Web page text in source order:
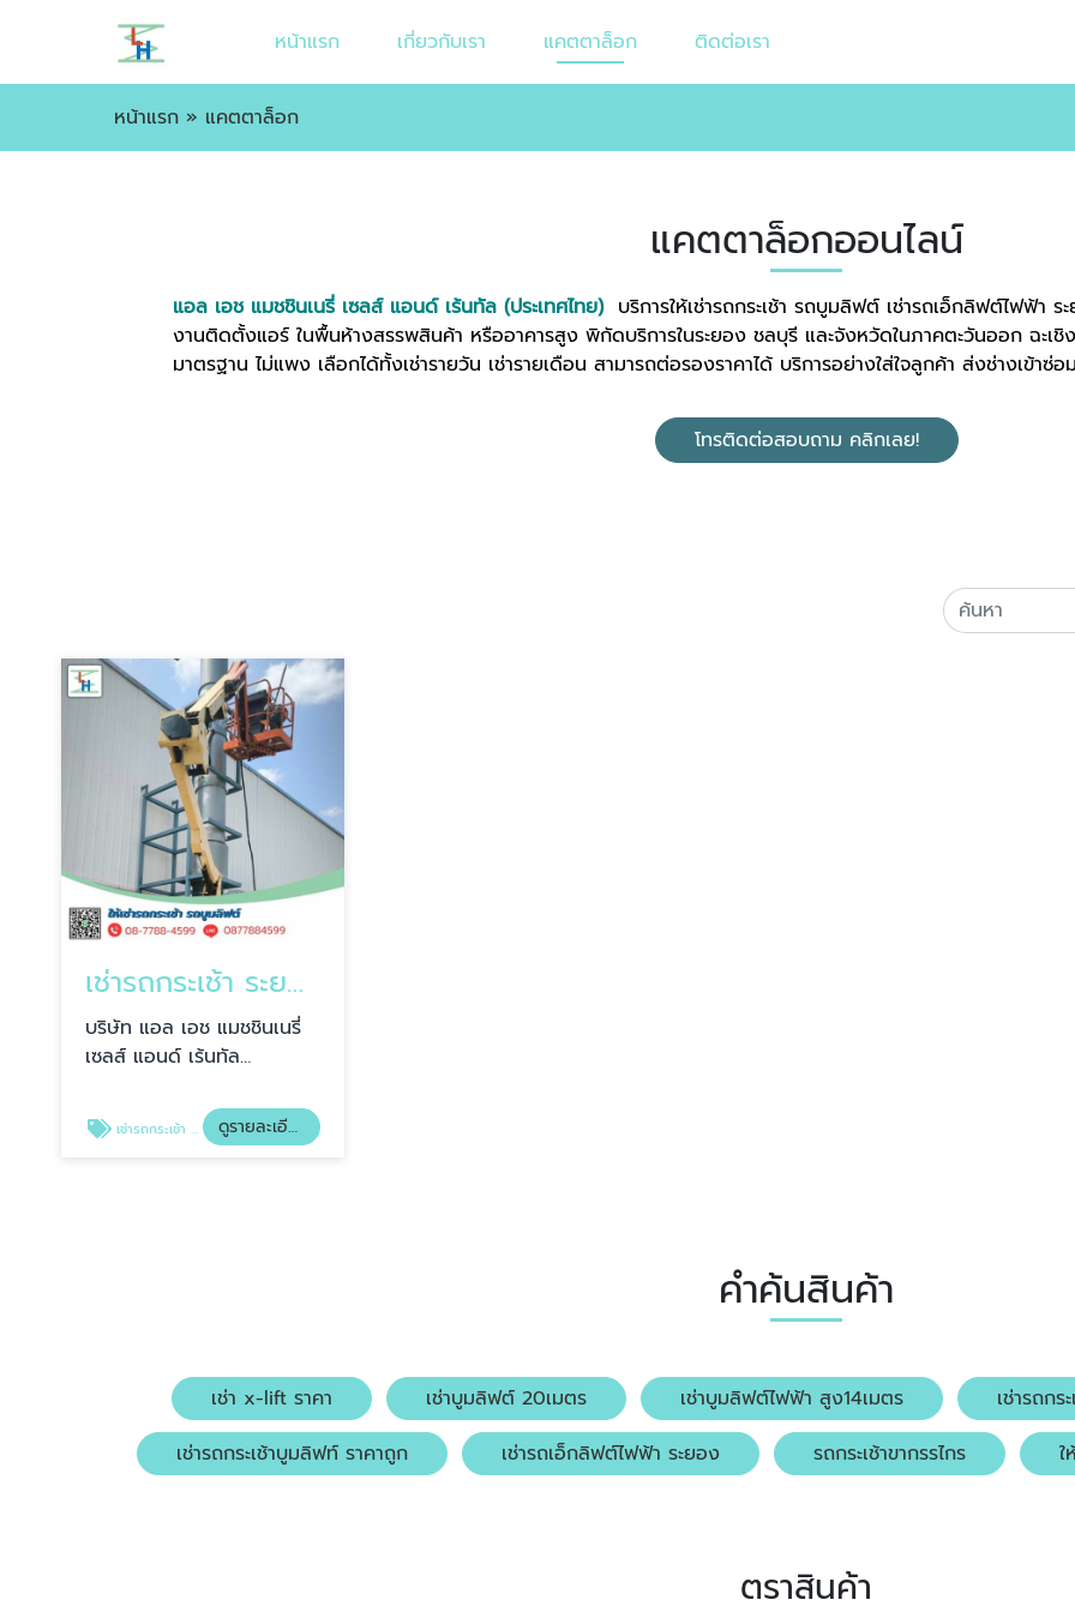
หน้าแรก เกี่ยวกับเรา แคตตาล็อก ติดต่อเรา
หน้าแรก » แคตตาล็อก
แคตตาล็อกออนไลน์
แอล เอช แมชชินเนรี่ เซลส์ แอนด์ เร้นทัล (ประเทศไทย) บริการให้เช่ารถกระเช้า รถบูมลิฟต์ เช่ารถเอ็กลิฟต์ไฟฟ้า
งานติดตั้งแอร์ ในพื้นห้างสรรพสินค้า หรืออาคารสูง พิกัดบริการในระยอง ชลบุรี และจังหวัดในภาคตะวันออก ฉะเชิงเ
มาตรฐาน ไม่แพง เลือกได้ทั้งเช่ารายวัน เช่ารายเดือน สามารถต่อรองราคาได้ บริการอย่างใส่ใจลูกค้า ส่งช่างเข้าซ่
โทรติดต่อสอบถาม คลิกเลย!
เช่ารถกระเช้า ระยอง
บริษัท แอล เอช แมชชินเนรี่
เซลส์ แอนด์ เร้นทัล
เช่ารถกระเช้า ระยอง ดูรายละเอียด
คำค้นสินค้า
เช่า x-lift ราคา เช่าบูมลิฟต์ 20เมตร เช่าบูมลิฟต์ไฟฟ้า สูง14เมตร เช่ารถกร
เช่ารถกระเช้าบูมลิฟท์ ราคาถูก
เช่ารถเอ็กลิฟต์ไฟฟ้า ระยอง รถกระเช้าขากรรไกร ใ
ตราสินค้า